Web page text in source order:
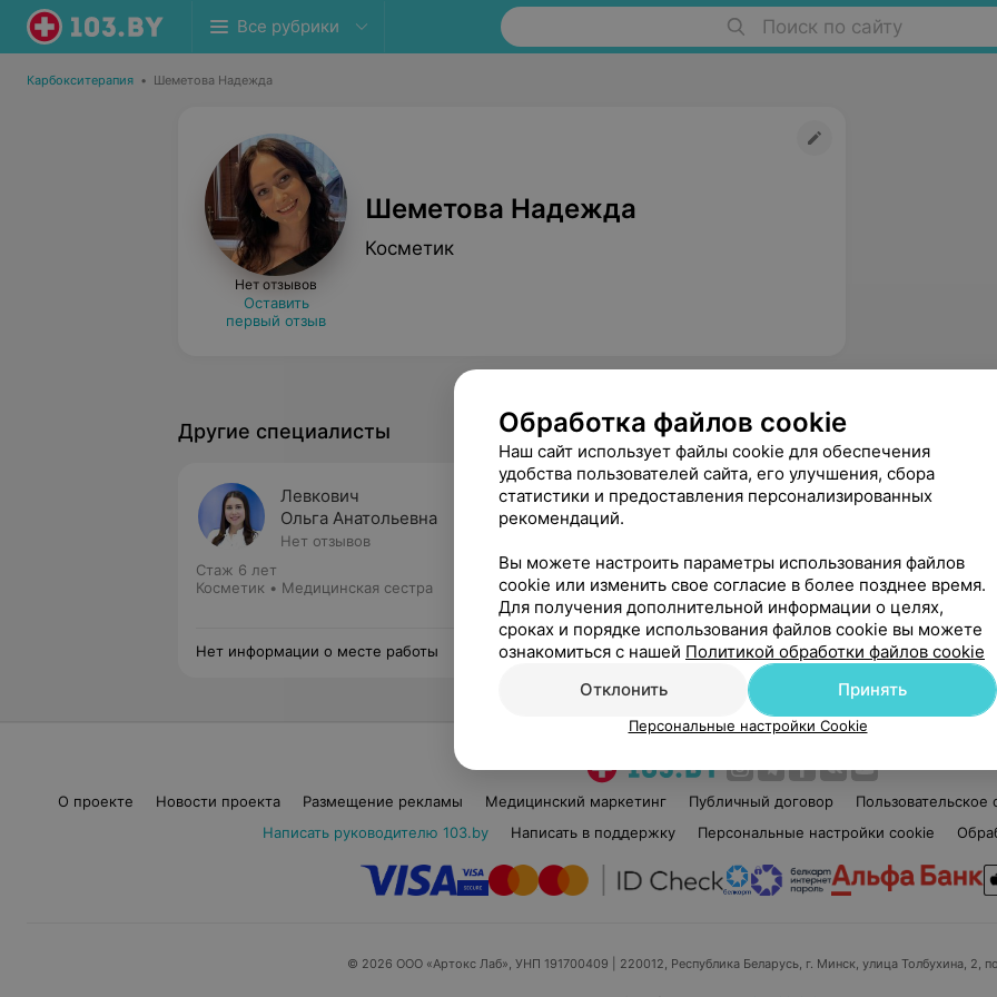
Все рубрики Поиск по сайту
Карбокситерапия • Шеметова Надежда
Нет отзывов
Оставить
первый отзыв
Шеметова Надежда
Косметик
Другие специалисты
Левкович
Ольга Анатольевна
Нет отзывов
Стаж 6 лет
Косметик • Медицинская сестра
Нет информации о месте работы
Романовская Наталья
Стаж 11 лет •5-й разряд
Косметик
Нет информации о месте работы
О проекте Новости проекта Размещение рекламы Медицинский маркетинг Публичный договор Пользовательское
Написать руководителю 103.by
Написать в поддержку Персональные настройки cookie
© 2026 ООО «Артокс Лаб», УНП 191700409 | 220012, Республика Беларусь, г. Минск, улица Толбухина, 2,
Обработка файлов cookie
Наш сайт использует файлы cookie для обеспечения
удобства пользователей сайта, его улучшения, сбора
статистики и предоставления персонализированных
рекомендаций.
Вы можете настроить параметры использования файлов
cookie или изменить свое согласие в более позднее время.
Для получения дополнительной информации о целях,
сроках и порядке использования файлов cookie вы можете
ознакомиться с нашей Политикой обработки файлов cookie
Отклонить
Принять
Персональные настройки Cookie